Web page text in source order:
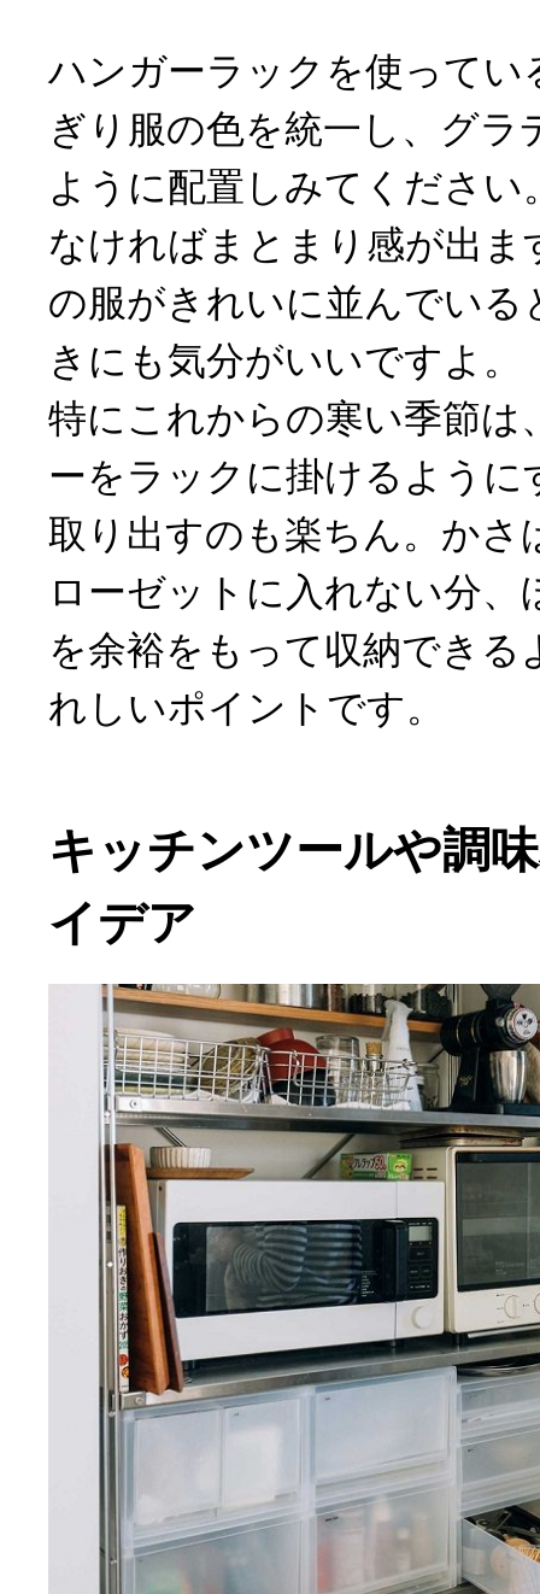
ハンガーラックを使ってい
ぎり服の色を統一し、グラ
ように配置しみてくださ
なければまとまり感が出ま
の服がきれいに並んでいる
きにも気分がいいですよ。
特にこれからの寒い季節は
ーをラックに掛けるように
取り出すのも楽ちん。かさ
ローゼットに入れない分
を余裕をもって収納できる
れしいポイントです。
キッチンツールや調
イデア